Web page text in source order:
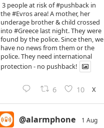
3 people at risk of#pushback in
the#Evrosarea! A mother, her
underage brother & child crossed
into #Greece last night. They were
found by the police. Since then, we
have no news from them or the
police. They need international
protection - no pushback!
6 10 X
@alarmphone 1 Aug